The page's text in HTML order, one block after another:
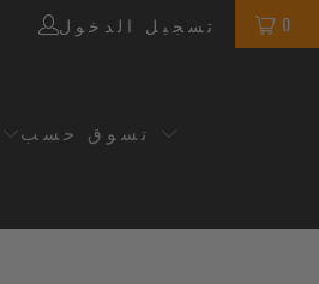
تسجيل الدخول 0
تسوق حسب